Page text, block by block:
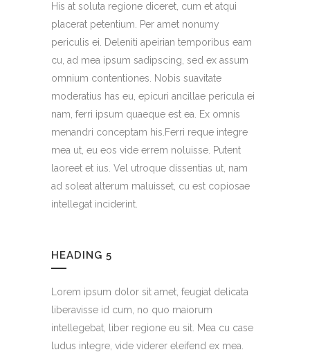
His at soluta regione diceret, cum et atqui
placerat petentium. Per amet nonumy
periculis ei. Deleniti apeirian temporibus eam
cu, ad mea ipsum sadipscing, sed ex assum
omnium contentiones. Nobis suavitate
moderatius has eu, epicuri ancillae pericula ei
nam, ferri ipsum quaeque est ea. Ex omnis
menandri conceptam his.Ferri reque integre
mea ut, eu eos vide errem noluisse. Putent
laoreet et ius. Vel utroque dissentias ut, nam
ad soleat alterum maluisset, cu est copiosae
intellegat inciderint.
HEADING 5
Lorem ipsum dolor sit amet, feugiat delicata
liberavisse id cum, no quo maiorum
intellegebat, liber regione eu sit. Mea cu case
ludus integre, vide viderer eleifend ex mea.